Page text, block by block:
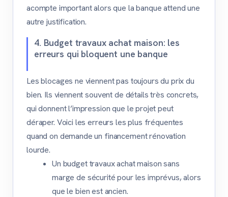
acompte important alors que la banque attend une
autre justification.
4. Budget travaux achat maison: les
erreurs qui bloquent une banque
Les blocages ne viennent pas toujours du prix du
bien. Ils viennent souvent de détails très concrets,
qui donnent l’impression que le projet peut
déraper. Voici les erreurs les plus fréquentes
quand on demande un financement rénovation
lourde.
Un budget travaux achat maison sans
marge de sécurité pour les imprévus, alors
que le bien est ancien.